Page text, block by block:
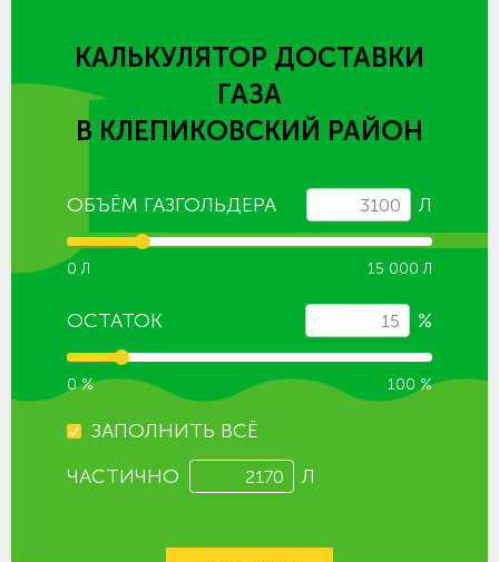
КАЛЬКУЛЯТОР ДОСТАВКИ
ГАЗА
В КЛЕПИКОВСКИЙ РАЙОН
ОБЪЁМ ГАЗГОЛЬДЕРА Л
0 Л 15 000 Л
ОСТАТОК %
0 % 100 %
ЗАПОЛНИТЬ ВСЁ
ЧАСТИЧНО
Л